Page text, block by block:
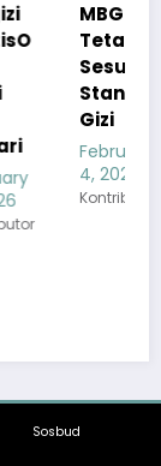
MBG
Tetap
Sesuai
Standar
February
4, 2026
Kontributor
Sosbud